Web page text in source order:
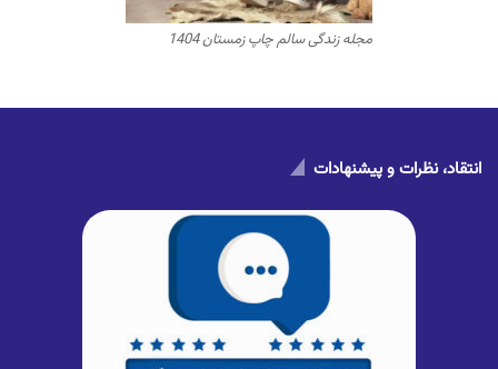
مجله زندگی سالم چاپ زمستان 1404
انتقاد، نظرات و پیشنهادات